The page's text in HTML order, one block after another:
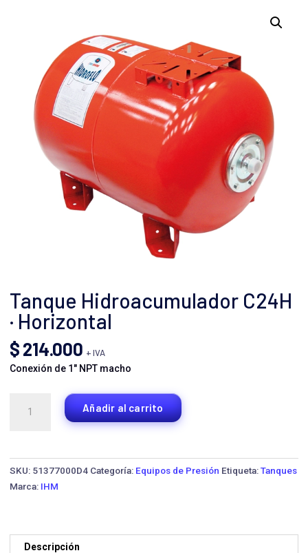
Tanque Hidroacumulador C24H
· Horizontal
$214.000 + IVA
Conexión de 1″ NPT macho
Hidroacumulador
Añadir al carrito
SKU: 51377000D4 Categoría: Equipos de Presión Etiqueta:Tanques
Marca: IHM
Descripción